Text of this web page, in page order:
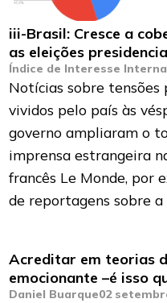
iii-Brasil: Cresce a
as eleições
Índice de Interesse
Notícias sobre
vividos pelo país às
governo ampliaram o
imprensa estrangeira
francês Le Monde, por
de reportagens sobre
Acreditar em teorias
emocionante –é isso
Daniel Buarque02